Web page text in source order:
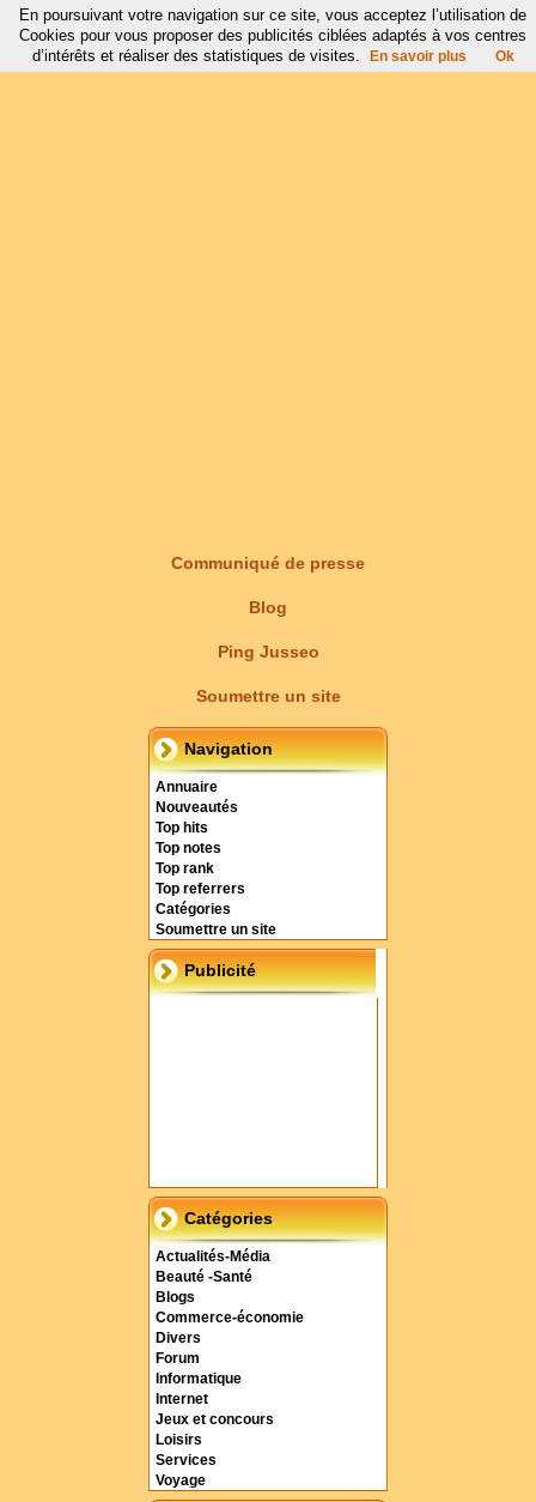
Communiqué de presse
Blog
Ping Jusseo
Soumettre un site
Navigation
Annuaire
Nouveautés
Top hits
Top notes
Top rank
Top referrers
Catégories
Soumettre un site
Publicité
Catégories
Actualités-Média
Beauté -Santé
Blogs
Commerce-économie
Divers
Forum
Informatique
Internet
Jeux et concours
Loisirs
Services
Voyage
En poursuivant votre navigation sur ce site, vous acceptez l’utilisation de
Cookies pour vous proposer des publicités ciblées adaptés à vos centres
d’intérêts et réaliser des statistiques de visites.
En savoir plus Ok